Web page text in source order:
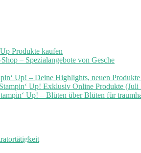
Produkte kaufen
– Spezialangebote von Gesche
Up! – Deine Highlights, neuen
Up! Exklusiv Online Produkte
Up! – Blüten über Blüten für